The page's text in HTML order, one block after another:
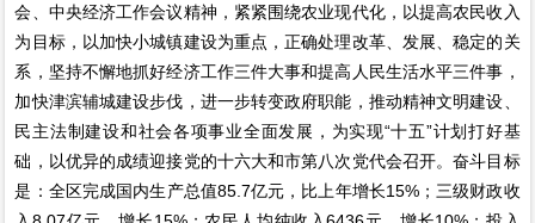
会、中央经济工作会议精神，紧紧围绕农业现代化，以提高农民收入
为目标，以加快小城镇建设为重点，正确处理改革、发展、稳定的关
系，坚持不懈地抓好经济工作三件大事和提高人民生活水平三件事，
加快津滨辅城建设步伐，进一步转变政府职能，推动精神文明建设、
民主法制建设和社会各项事业全面发展，为实现“十五”计划打好基
础，以优异的成绩迎接党的十六大和市第八次党代会召开。奋斗目标
是：全区完成国内生产总值85.7亿元，比上年增长15%；三级财政收